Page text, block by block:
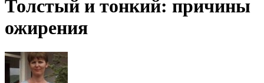
Толстый и тонкий: причины
ожирения